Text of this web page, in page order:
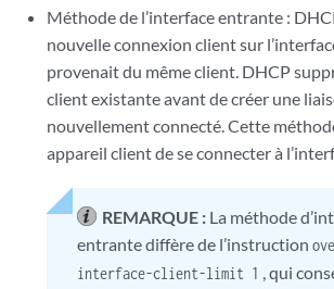
Méthode de l’interface entrante :
nouvelle connexion client sur
provenait du même client. DHCP
client existante avant de créer une
nouvellement connecté. Cette
appareil client de se connecter à
REMARQUE : La méthode
entrante diffère de l’instruction
interface-client-limit 1 , qui